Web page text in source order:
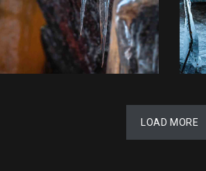
LOAD MORE